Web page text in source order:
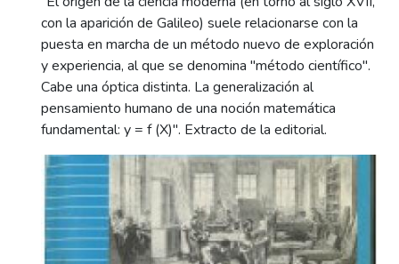
con la aparición de Galileo) suele relacionarse con la
puesta en marcha de un método nuevo de exploración
y experiencia, al que se denomina "método científico".
Cabe una óptica distinta. La generalización al
pensamiento humano de una noción matemática
fundamental: y = f (X)". Extracto de la editorial.